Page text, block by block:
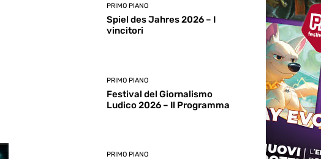
PRIMO PIANO
Spiel des Jahres 2026 – I
vincitori
PRIMO PIANO
Festival del Giornalismo
Ludico 2026 – Il Programma
PRIMO PIANO